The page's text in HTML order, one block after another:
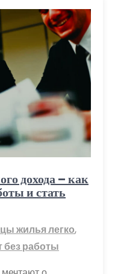
дохода – как
и стать
жилья легко,
без работы